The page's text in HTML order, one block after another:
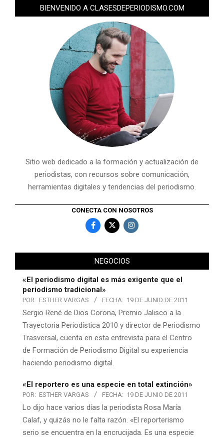
BIENVENIDO A CLASESDEPERIODISMO.COM
Sitio web dedicado a la formación y actualización de
periodistas, con recursos sobre comunicación,
herramientas digitales y tendencias del periodismo.
CONECTA CON NOSOTROS
NEGOCIOS
«El periodismo digital es más exigente que el
periodismo tradicional»
POR: ESTHER VARGAS FECHA: 19 DE JUNIO DE 2011
Sergio René de Dios Corona, Premio Jalisco a la
Trayectoria Periodística 2010 y director de Periodismo
Trasversal, cuenta en esta entrevista para el Centro
de Formación de Periodismo Digital su experiencia
haciendo periodismo digital.
«El reportero es una especie en total extinción»
POR: ESTHER VARGAS FECHA: 19 DE JUNIO DE 2011
Lo dijo hace varios días la periodista Rosa María
Calaf, y quizás no le falta razón. «El reporterismo
serio se encuentra en la encrucijada. Es una especie